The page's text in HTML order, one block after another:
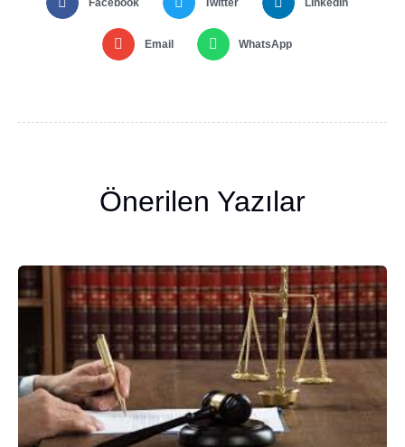
Facebook Twitter LinkedIn
Email WhatsApp
Önerilen Yazılar